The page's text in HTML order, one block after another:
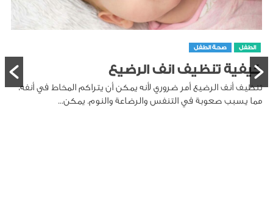
الطفل صحة الطفل
كيفية تنظيف انف الرضيع
تنظيف أنف الرضيع أمر ضروري لأنه يمكن أن يتراكم المخاط في أنفه،
مما يسبب صعوبة في التنفس والرضاعة والنوم. يمكن...